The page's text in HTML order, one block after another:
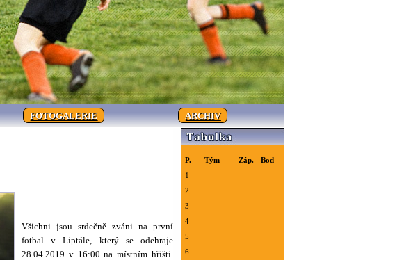
FOTOGALERIE ARCHIV
Všichni jsou srdečně zváni na první
fotbal v Liptále, který se odehraje
28.04.2019 v 16:00 na místním hřišti.
P. Tým Záp.
Bod
1
2
3
4
5
6